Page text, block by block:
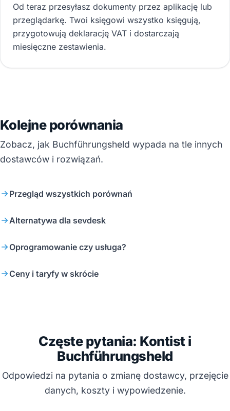
Od teraz przesyłasz dokumenty przez aplikację lub
przeglądarkę. Twoi księgowi wszystko księgują,
przygotowują deklarację VAT i dostarczają
miesięczne zestawienia.
Kolejne porównania
Zobacz, jak Buchführungsheld wypada na tle innych
dostawców i rozwiązań.
Przegląd wszystkich porównań
Alternatywa dla sevdesk
Oprogramowanie czy usługa?
Ceny i taryfy w skrócie
Częste pytania: Kontist i
Buchführungsheld
Odpowiedzi na pytania o zmianę dostawcy, przejęcie
danych, koszty i wypowiedzenie.